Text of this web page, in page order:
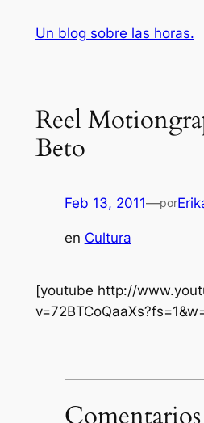
Un blog sobre las horas.
Reel
Beto
Feb 13, 2011—por
en Cultura
[youtube http://
Comentarios